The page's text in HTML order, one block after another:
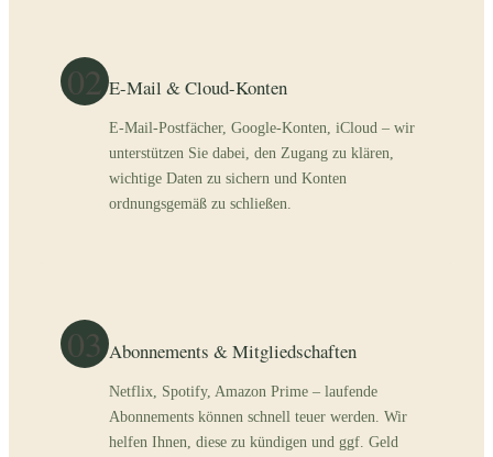
02 E-Mail & Cloud-Konten
E-Mail-Postfächer, Google-Konten, iCloud – wir
unterstützen Sie dabei, den Zugang zu klären,
wichtige Daten zu sichern und Konten
ordnungsgemäß zu schließen.
03 Abonnements & Mitgliedschaften
Netflix, Spotify, Amazon Prime – laufende
Abonnements können schnell teuer werden. Wir
helfen Ihnen, diese zu kündigen und ggf. Geld